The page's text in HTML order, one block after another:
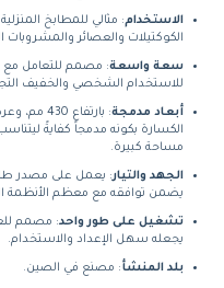
الاستخدام: مثالي للمطابخ
الكوكتيلات والعصائر والمشروبات
سعة واسعة: مصمم للتعامل مع
للاستخدام الشخصي والخفيف
أبعاد مدمجة
الكسارة بكونه مدمجاً كفايةً
مساحة كبيرة.
الجهد والتيار
يضمن توافقه مع معظم الأنظمة
تشغيل على طور واحد: مصمم
يجعله سهل الإعداد والاستخدام.
بلد المنشأ: مصنع في الصين.